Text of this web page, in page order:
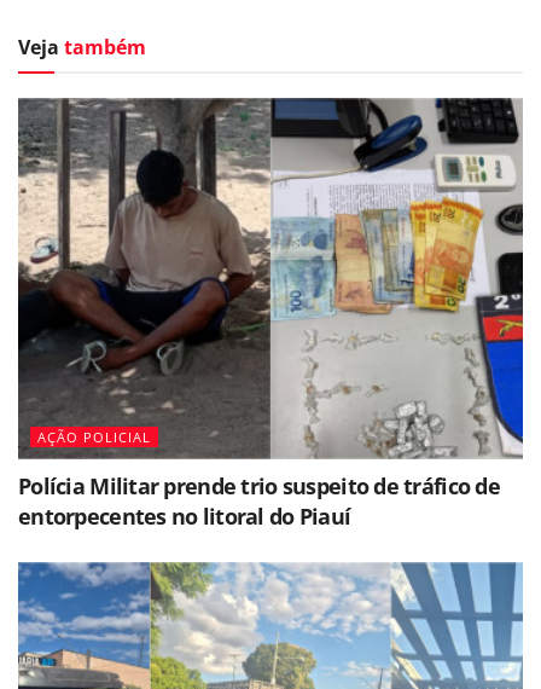
Veja também
AÇÃO POLICIAL
Polícia Militar prende trio suspeito de tráfico de
entorpecentes no litoral do Piauí